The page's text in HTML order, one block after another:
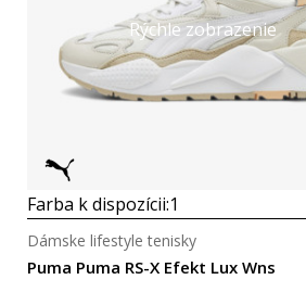
Rýchle zobrazenie
Farba k dispozícii:1
Puma Puma RS-X Efekt Lux Wns
Dámske lifestyle tenisky